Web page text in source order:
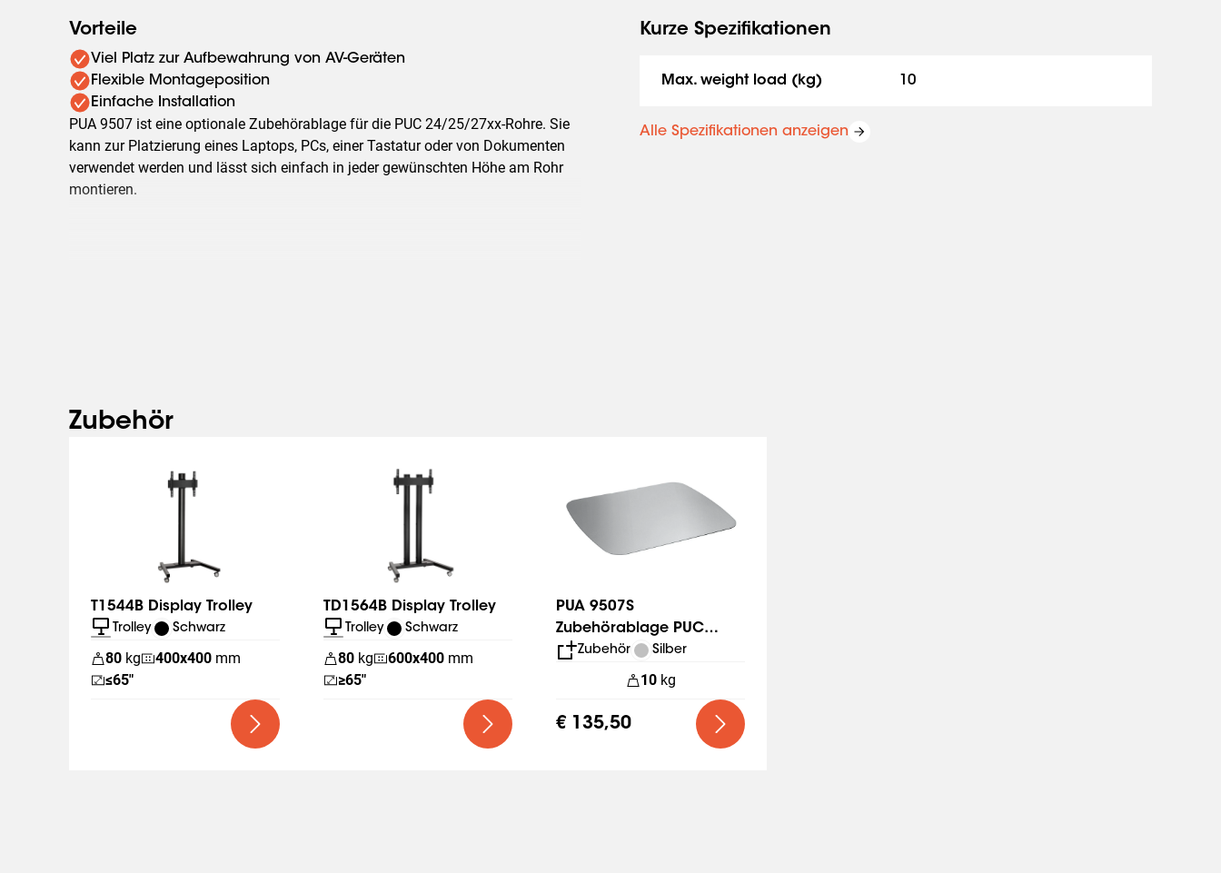
Vorteile
Viel Platz zur Aufbewahrung von AV-Geräten
Flexible Montageposition
Einfache Installation
PUA 9507 ist eine optionale Zubehörablage für die PUC 24/25/27xx-Rohre. Sie
kann zur Platzierung eines Laptops, PCs, einer Tastatur oder von Dokumenten
verwendet werden und lässt sich einfach in jeder gewünschten Höhe am Rohr
montieren.
Kurze Spezifikationen
Max. weight load (kg) 10
Alle Spezifikationen anzeigen
Zubehör
T1544B Display Trolley
Trolley Schwarz
80 kg 400x400 mm
≤65"
TD1564B Display Trolley
Trolley Schwarz
80 kg 600x400 mm
≥65"
PUA 9507S
Zubehörablage PUC
24xx/25xx/27xx
Zubehör Silber
10 kg
€ 135,50